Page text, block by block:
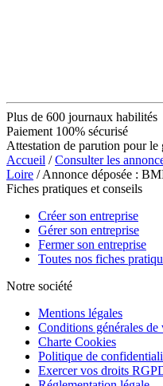
Plus de 600 journaux habilités
Paiement 100% sécurisé
Attestation de parution pour
Accueil /Consulter les
Loire / Annonce déposée :
Fiches pratiques et conseils
Créer son entreprise
Gérer son entreprise
Fermer son entreprise
Toutes nos fiches
Notre société
Mentions légales
Conditions générales de
Charte Cookies
Politique de
Exercer vos droits